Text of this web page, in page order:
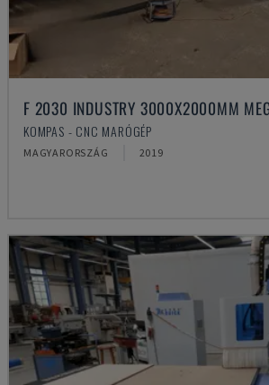
F 2030 INDUSTRY 3000X2000MM
KOMPAS - CNC MARÓGÉP
MAGYARORSZÁG 2019